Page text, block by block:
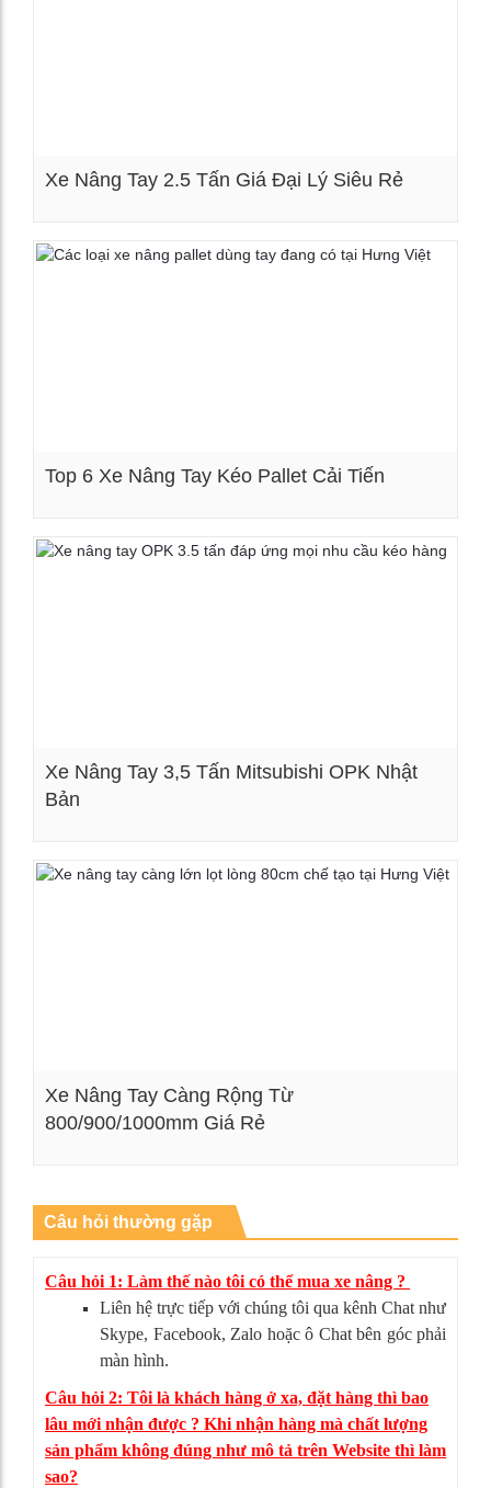
Xe Nâng Tay 2.5 Tấn Giá Đại Lý Siêu Rẻ
Top 6 Xe Nâng Tay Kéo Pallet Cải Tiến
Xe Nâng Tay 3,5 Tấn Mitsubishi OPK Nhật
Bản
Xe Nâng Tay Càng Rộng Từ
800/900/1000mm Giá Rẻ
Câu hỏi thường gặp
Câu hỏi 1: Làm thế nào tôi có thể mua xe nâng ?
Liên hệ trực tiếp với chúng tôi qua kênh Chat như
Skype, Facebook, Zalo hoặc ô Chat bên góc phải
màn hình.
Câu hỏi 2: Tôi là khách hàng ở xa, đặt hàng thì bao
lâu mới nhận được ? Khi nhận hàng mà chất lượng
sản phẩm không đúng như mô tả trên Website thì làm
sao?